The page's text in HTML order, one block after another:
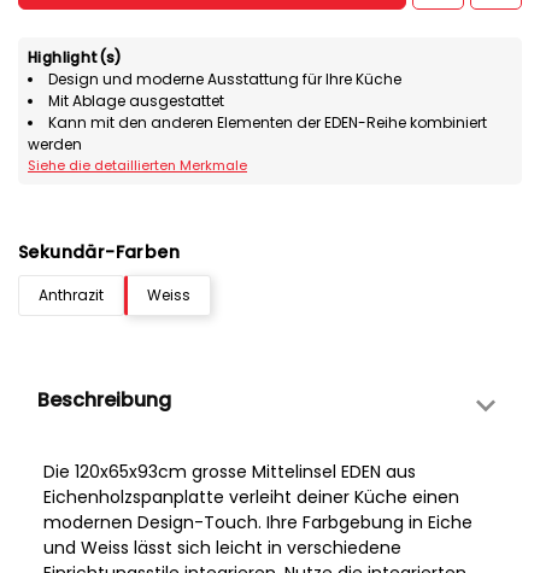
Highlight(s)
Design und moderne Ausstattung für Ihre Küche
Mit Ablage ausgestattet
Kann mit den anderen Elementen der EDEN-Reihe kombiniert
werden
Siehe die detaillierten Merkmale
Sekundär-Farben
Anthrazit Weiss
Beschreibung
Die 120x65x93cm grosse Mittelinsel EDEN aus
Eichenholzspanplatte verleiht deiner Küche einen
modernen Design-Touch. Ihre Farbgebung in Eiche
und Weiss lässt sich leicht in verschiedene